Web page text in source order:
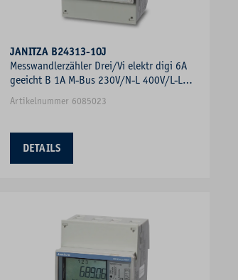
JANITZA B24313-10J
Messwandlerzähler Drei/Vi elektr digi 6A
geeicht B 1A M-Bus 230V/N-L 400V/L-L
S0
Artikelnummer 6085023
DETAILS